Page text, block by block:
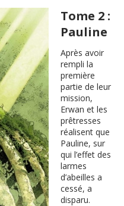
Tome 2 :
Pauline
Après avoir
rempli la
première
partie de leur
mission,
Erwan et les
prêtresses
réalisent que
Pauline, sur
qui l’effet des
larmes
d’abeilles a
cessé, a
disparu.